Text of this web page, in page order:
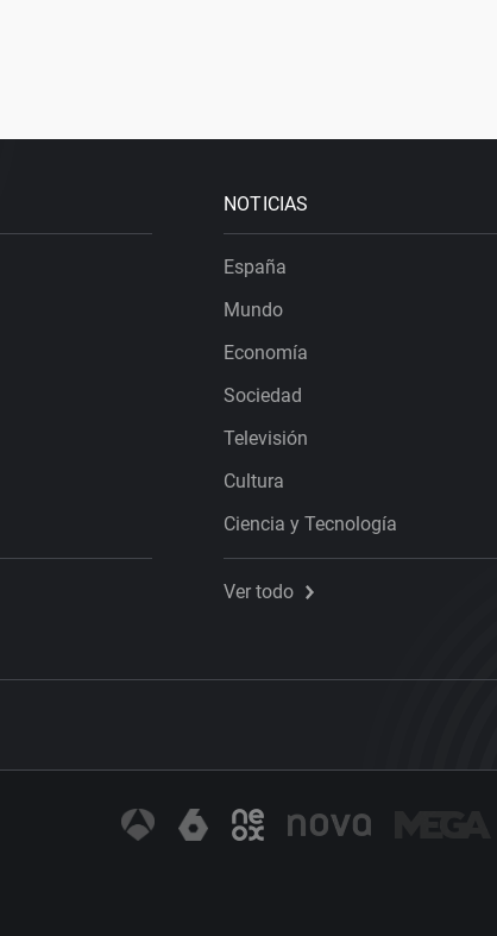
NOTICIAS
España
Mundo
Economía
Sociedad
Televisión
Cultura
Ciencia y Tecnología
Ver todo